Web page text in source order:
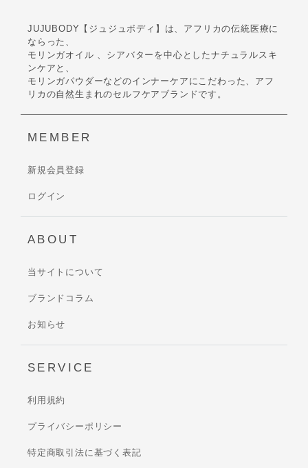
JUJUBODY【ジュジュボディ】は、アフリカの伝統医療に
ならった、
モリンガオイル 、シアバターを中心としたナチュラルスキ
ンケアと、
モリンガパウダーなどのインナーケアにこだわった、アフ
リカの自然生まれのセルフケアブランドです。
MEMBER
新規会員登録
ログイン
ABOUT
当サイトについて
ブランドコラム
お知らせ
SERVICE
利用規約
プライバシーポリシー
特定商取引法に基づく表記